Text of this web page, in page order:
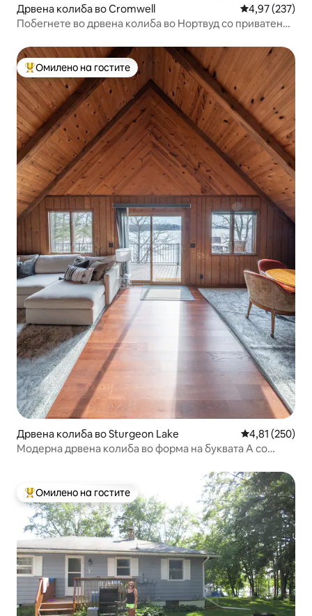
Дрвена колиба во Cromwell Просечна
4,97 (237)
Побегнете во дрвена колиба во Нортвуд со приватен
Меѓу најуспешните „Омилени на гостите“
Омилено на гостите
Дрвена колиба во Sturgeon Lake Просечна
4,81 (250)
Модерна дрвена колиба во форма на буквата А со
Меѓу најуспешните „Омилени на гостите“
Омилено на гостите